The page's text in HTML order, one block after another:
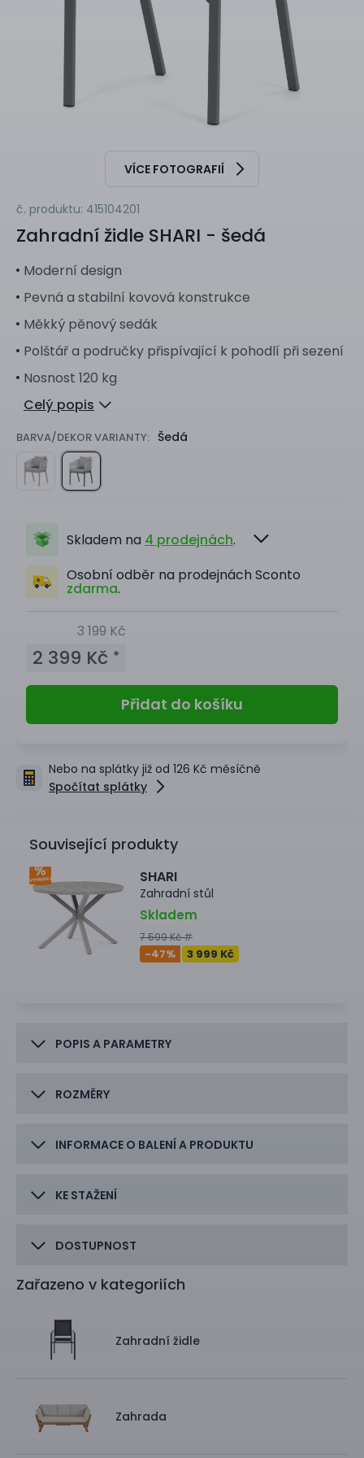
VÍCE FOTOGRAFIÍ
č. produktu: 415104201
Zahradní židle SHARI - šedá
Moderní design
Pevná a stabilní kovová konstrukce
Měkký pěnový sedák
Polštář a područky přispívající k pohodlí při sezení
Nosnost 120 kg
Celý popis
BARVA/DEKOR VARIANTY: Šedá
Skladem na 4 prodejnách.
Osobní odběr na prodejnách Sconto
zdarma.
3 199 Kč
2 399 Kč *
Přidat do košíku
Nebo na splátky již od 126 Kč měsíčně
Spočítat splátky
Související produkty
SHARI
Zahradní stůl
Skladem
7 599 Kč #
-47% 3 999 Kč
POPIS A PARAMETRY
ROZMĚRY
INFORMACE O BALENÍ A PRODUKTU
KE STAŽENÍ
DOSTUPNOST
Zařazeno v kategoriích
Zahradní židle
Zahrada